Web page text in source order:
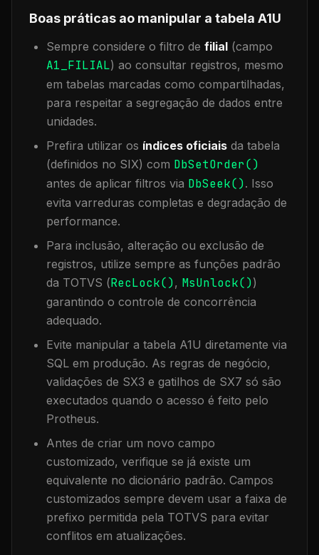
Boas práticas ao manipular a tabela A1U
Sempre considere o filtro de filial (campo
A1_FILIAL) ao consultar registros, mesmo
em tabelas marcadas como compartilhadas,
para respeitar a segregação de dados entre
unidades.
Prefira utilizar os índices oficiais da tabela
(definidos no SIX) com DbSetOrder()
antes de aplicar filtros via DbSeek(). Isso
evita varreduras completas e degradação de
performance.
Para inclusão, alteração ou exclusão de
registros, utilize sempre as funções padrão
da TOTVS (RecLock(), MsUnlock())
garantindo o controle de concorrência
adequado.
Evite manipular a tabela A1U diretamente via
SQL em produção. As regras de negócio,
validações de SX3 e gatilhos de SX7 só são
executados quando o acesso é feito pelo
Protheus.
Antes de criar um novo campo
customizado, verifique se já existe um
equivalente no dicionário padrão. Campos
customizados sempre devem usar a faixa de
prefixo permitida pela TOTVS para evitar
conflitos em atualizações.